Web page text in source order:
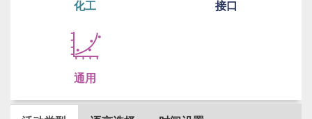
化工 接口
通用